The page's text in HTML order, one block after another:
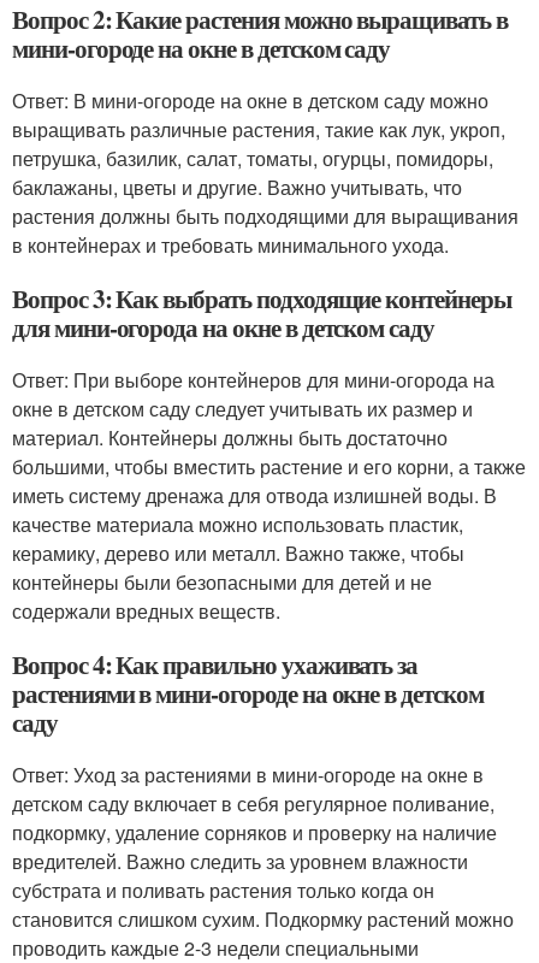
Вопрос 2: Какие растения можно выращивать в
мини-огороде на окне в детском саду
Ответ: В мини-огороде на окне в детском саду можно
выращивать различные растения, такие как лук, укроп,
петрушка, базилик, салат, томаты, огурцы, помидоры,
баклажаны, цветы и другие. Важно учитывать, что
растения должны быть подходящими для выращивания
в контейнерах и требовать минимального ухода.
Вопрос 3: Как выбрать подходящие контейнеры
для мини-огорода на окне в детском саду
Ответ: При выборе контейнеров для мини-огорода на
окне в детском саду следует учитывать их размер и
материал. Контейнеры должны быть достаточно
большими, чтобы вместить растение и его корни, а также
иметь систему дренажа для отвода излишней воды. В
качестве материала можно использовать пластик,
керамику, дерево или металл. Важно также, чтобы
контейнеры были безопасными для детей и не
содержали вредных веществ.
Вопрос 4: Как правильно ухаживать за
растениями в мини-огороде на окне в детском
саду
Ответ: Уход за растениями в мини-огороде на окне в
детском саду включает в себя регулярное поливание,
подкормку, удаление сорняков и проверку на наличие
вредителей. Важно следить за уровнем влажности
субстрата и поливать растения только когда он
становится слишком сухим. Подкормку растений можно
проводить каждые 2-3 недели специальными